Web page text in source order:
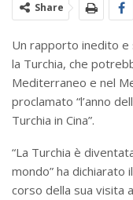
Share
Un rapporto inedito e
la Turchia, che
Mediterraneo e nel
proclamato “l’anno
Turchia in Cina”.
“La Turchia è
mondo” ha dichiarato
corso della sua visita